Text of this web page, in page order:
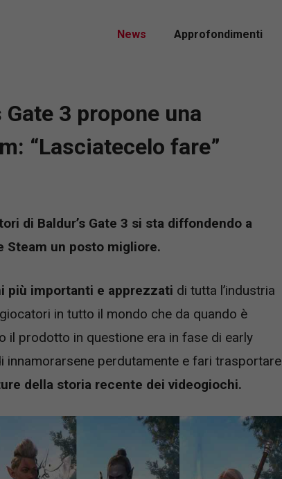
News Approfondimenti
3 propone una
“Lasciatecelo fare”
di Baldur’s Gate 3 si sta diffondendo a
Steam un posto migliore.
più importanti e apprezzati di tutta l’industria
in tutto il mondo che da quando è
il prodotto in questione era in fase di early
innamorarsene perdutamente e fari trasportare
della storia recente dei videogiochi.